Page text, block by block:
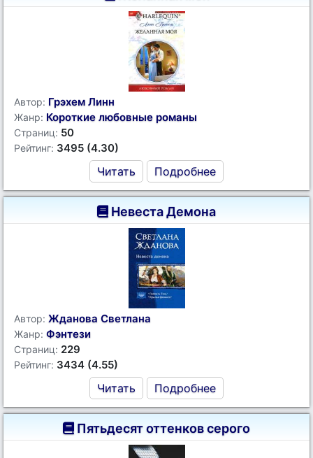
Автор: Грэхем Линн
Жанр: Короткие любовные романы
Страниц: 50
Рейтинг: 3495 (4.30)
Читать Подробнее
Невеста Демона
Автор: Жданова Светлана
Жанр: Фэнтези
Страниц: 229
Рейтинг: 3434 (4.55)
Читать Подробнее
Пятьдесят оттенков серого